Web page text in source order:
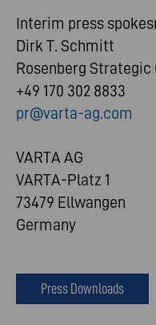
Interim press
Dirk T. Schmitt
Rosenberg
+49 170 302 8833
pr@varta-ag.com
VARTA AG
VARTA-Platz 1
73479 Ellwangen
Germany
Press Downloads